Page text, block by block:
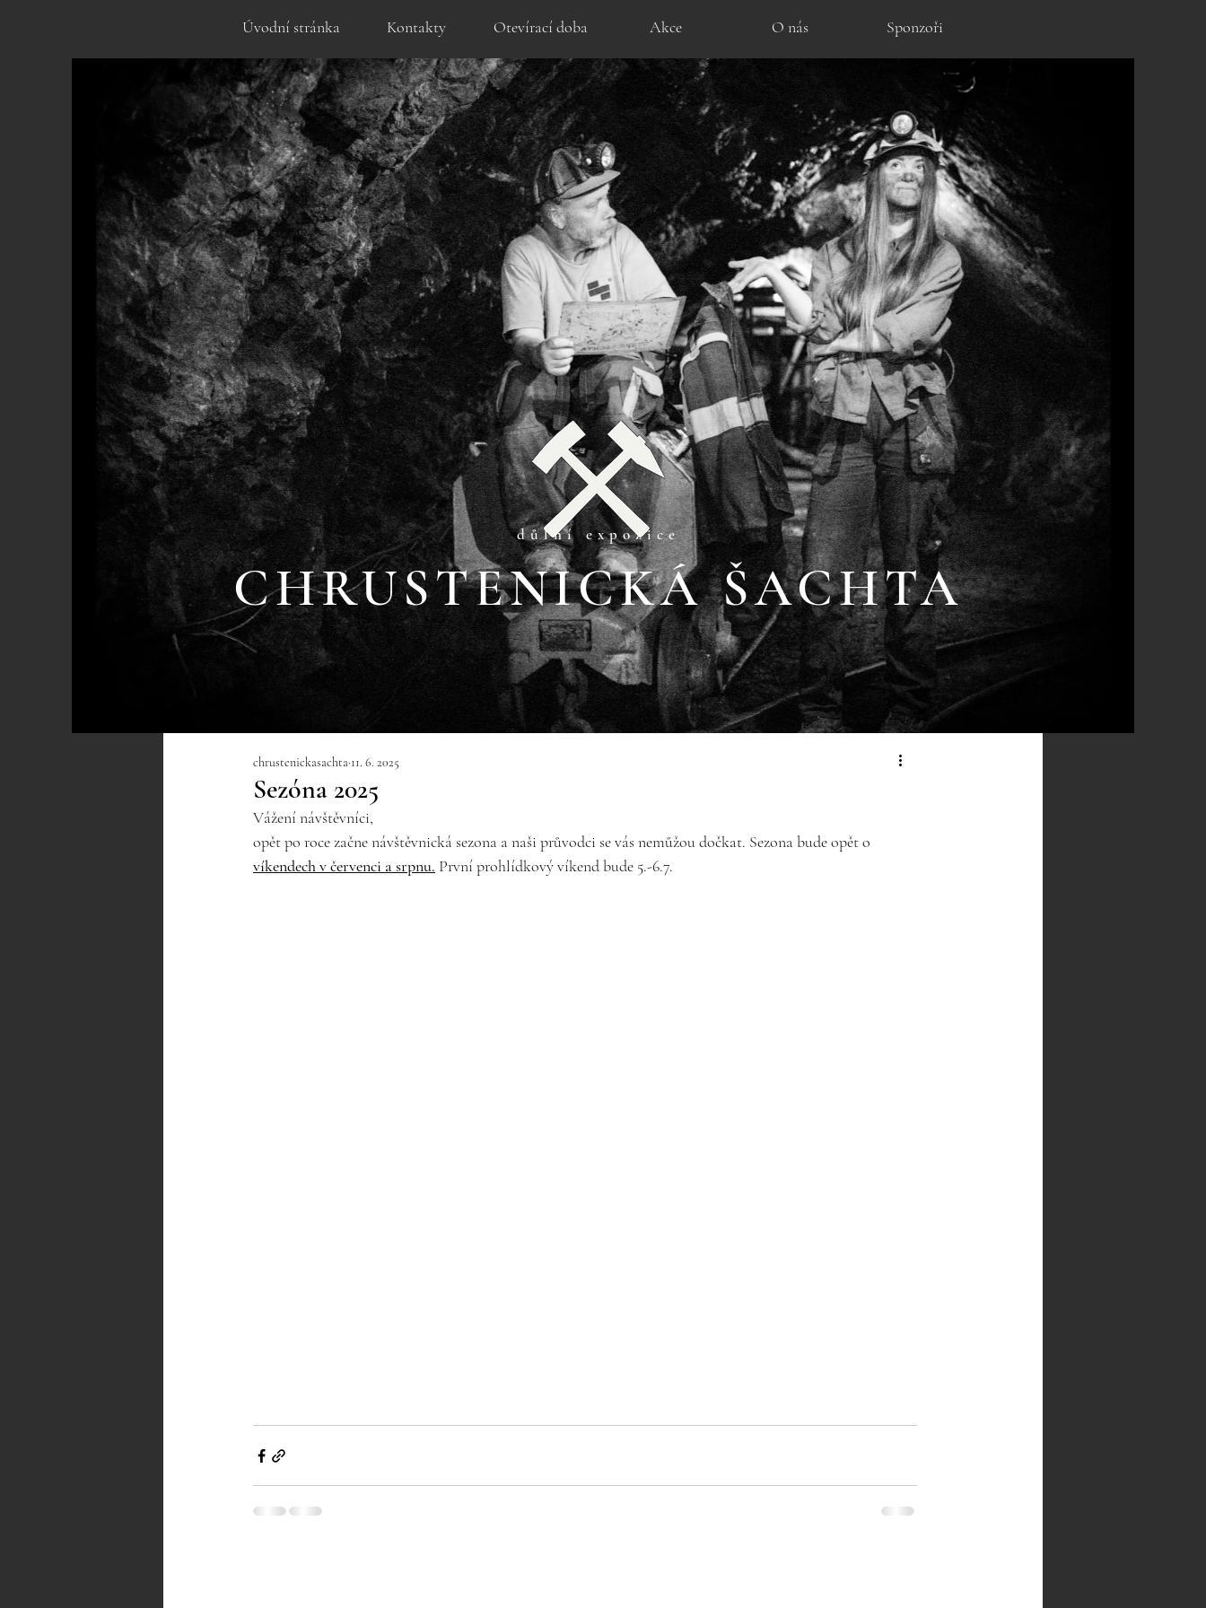
Úvodní stránka Kontakty Otevírací doba Akce O nás Sponzoři
Sezóna 2025
chrustenickasachta 11. 6. 2025
Vážení návštěvníci,
opět po roce začne návštěvnická sezona a naši průvodci se vás nemůžou dočkat. Sezona bude opět o
víkendech v červenci a srpnu. První prohlídkový víkend bude 5.-6.7.
důlní expozice
CHRUSTENICKÁ ŠACHTA